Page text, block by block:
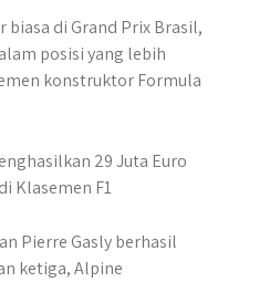
n
e
di Grand Prix Brasil,
posisi yang lebih
konstruktor Formula
Pierre Gasly berhasil
ketiga, Alpine